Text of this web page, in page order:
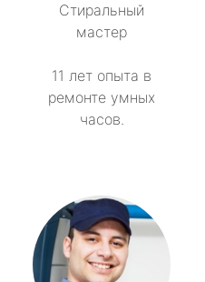
Стиральный
мастер
11 лет опыта в
ремонте умных
часов.